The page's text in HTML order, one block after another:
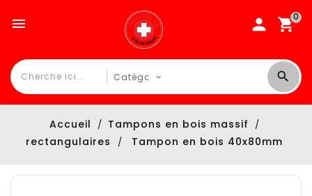
0

Accueil
Tampons en bois massif
rectangulaires
Tampon en bois 40x80mm